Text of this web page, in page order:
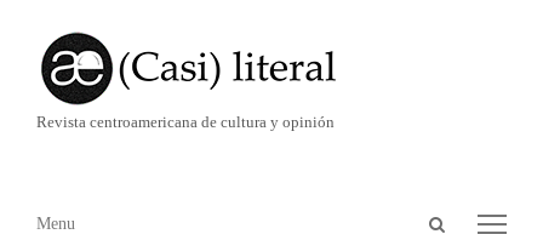
Revista centroamericana de cultura y opinión
Abrir
Menú
Menu